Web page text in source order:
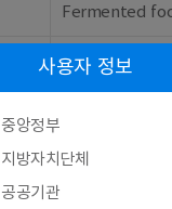
Fermented
Feed additives
Biological
사용자 정보
중앙정부
지방자치단체
공공기관